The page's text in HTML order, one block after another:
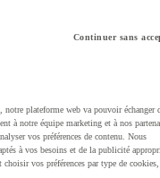
Continuer sans
plateforme web va pouvoir échanger
à notre équipe marketing et à nos
vos préférences de contenu. Nous
à vos besoins et de la publicité
vos préférences par type de cookies,